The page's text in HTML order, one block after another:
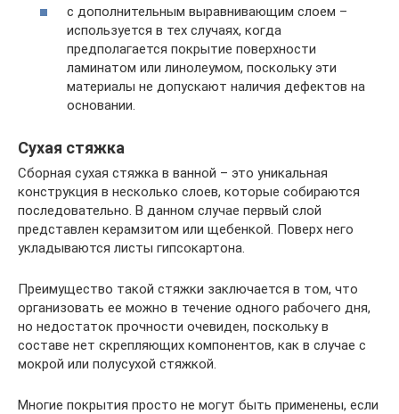
с дополнительным выравнивающим слоем –
используется в тех случаях, когда
предполагается покрытие поверхности
ламинатом или линолеумом, поскольку эти
материалы не допускают наличия дефектов на
основании.
Сухая стяжка
Сборная сухая стяжка в ванной – это уникальная
конструкция в несколько слоев, которые собираются
последовательно. В данном случае первый слой
представлен керамзитом или щебенкой. Поверх него
укладываются листы гипсокартона.
Преимущество такой стяжки заключается в том, что
организовать ее можно в течение одного рабочего дня,
но недостаток прочности очевиден, поскольку в
составе нет скрепляющих компонентов, как в случае с
мокрой или полусухой стяжкой.
Многие покрытия просто не могут быть применены, если